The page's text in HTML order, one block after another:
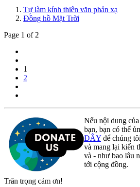
Tự làm kính thiên văn phản xạ
Đồng hồ Mặt Trời
Page 1 of 2
1
2
Nếu nội dung
bạn, bạn có thể
ĐÂY để chúng
và mang lại kiến
và - như bao lâu
tới cộng đồng.
Trân trọng cám ơn!